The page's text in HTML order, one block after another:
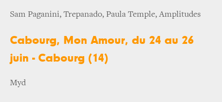
Sam Paganini, Trepanado, Paula Temple, Amplitudes
Cabourg, Mon Amour, du 24 au 26
juin - Cabourg (14)
Myd